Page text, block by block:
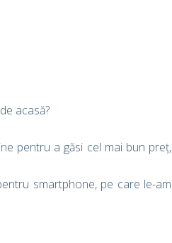
acasă?
pentru a găsi cel mai bun preț,
smartphone, pe care le-am